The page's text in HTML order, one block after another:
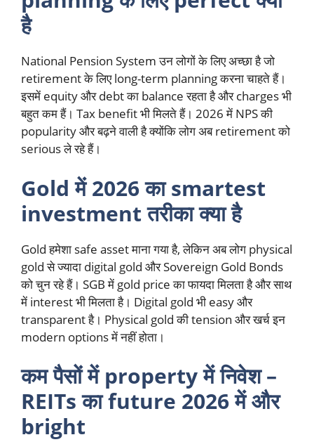
है
National Pension System उन लोगों के लिए अच्छा है जो
retirement के लिए long-term planning करना चाहते हैं।
इसमें equity और debt का balance रहता है और charges भी
बहुत कम हैं। Tax benefit भी मिलते हैं। 2026 में NPS की
popularity और बढ़ने वाली है क्योंकि लोग अब retirement को
serious ले रहे हैं।
Gold में 2026 का smartest
investment तरीका क्या है
Gold हमेशा safe asset माना गया है, लेकिन अब लोग physical
gold से ज्यादा digital gold और Sovereign Gold Bonds
को चुन रहे हैं। SGB में gold price का फायदा मिलता है और साथ
में interest भी मिलता है। Digital gold भी easy और
transparent है। Physical gold की tension और खर्च इन
modern options में नहीं होता।
कम पैसों में property में निवेश –
REITs का future 2026 में और
bright